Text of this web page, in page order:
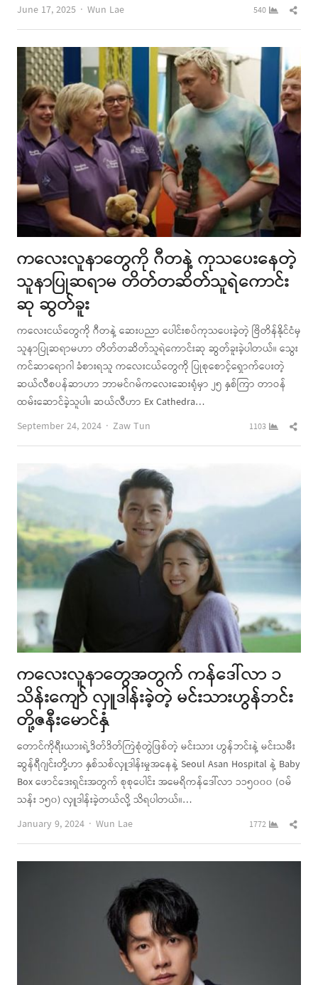
June 17, 2025
Author
Wun Lae 540
ကလေးလူနာတွေကို ဂီတနဲ့ ကုသပေးနေတဲ့
သူနာပြုဆရာမ တိတ်တဆိတ်သူရဲကောင်း
ဆု ဆွတ်ခူး
ကလေးငယ်တွေကို ဂီတနဲ့ ဆေးပညာ ပေါင်းစပ်ကုသပေးခဲ့တဲ့ ဗြိတိန်နိုင်ငံမှ
သူနာပြုဆရာမဟာ တိတ်တဆိတ်သူရဲကောင်းဆု ဆွတ်ခူးခဲ့ပါတယ်။ သွေး
ကင်ဆာရောဂါ ခံစားရသူ ကလေးငယ်တွေကို ပြုစုစောင့်ရှောက်ပေးတဲ့
ဆယ်လီစပန်ဆာဟာ ဘာမင်ဂမ်ကလေးဆေးရုံမှာ ၂၅ နှစ်ကြာ တာဝန်
ထမ်းဆောင်ခဲ့သူပါ။ ဆယ်လီဟာ Ex Cathedra…
September 24, 2024
Author
Zaw Tun 1103
ကလေးလူနာတွေအတွက် ကန်ဒေါ်လာ ၁
သိန်းကျော် လှူဒါန်းခဲ့တဲ့ မင်းသားဟွန်ဘင်း
တို့ဇနီးမောင်နှံ
တောင်ကိုရီးယားရဲ့ဒိတ်ဒိတ်ကြဲစုံတွဲဖြစ်တဲ့ မင်းသား ဟွန်ဘင်းနဲ့ မင်းသမီး
ဆွန်ရီဂျင်းတို့ဟာ နှစ်သစ်လှူဒါန်းမှုအနေနဲ့ Seoul Asan Hospital နဲ့ Baby
Box ဖောင်ဒေးရှင်းအတွက် စုစုပေါင်း အမေရိကန်ဒေါ်လာ ၁၁၅၀၀၀ (ဝမ်
သန်း ၁၅၀) လှူဒါန်းခဲ့တယ်လို့ သိရပါတယ်။…
January 9, 2024
Author
Wun Lae 1772